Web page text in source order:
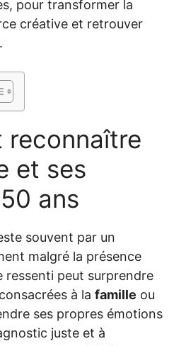
pour transformer la
créative et retrouver
reconnaître
et ses
ans
souvent par un
malgré la présence
ressenti peut surprendre
à la famille ou
ses propres émotions
juste et à